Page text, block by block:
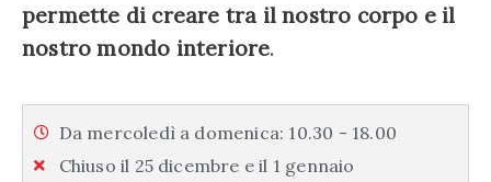
permette di creare tra il nostro corpo e il
nostro mondo interiore.
Da mercoledì a domenica: 10.30 - 18.00
Chiuso il 25 dicembre e il 1 gennaio